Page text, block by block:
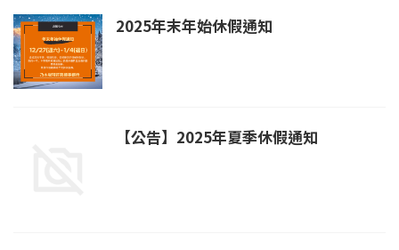
2025年末年始休假通知
【公告】2025年夏季休假通知